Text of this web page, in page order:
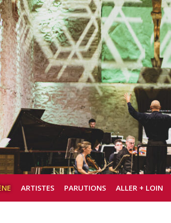
ARTISTES PARUTIONS ALLER + LOIN